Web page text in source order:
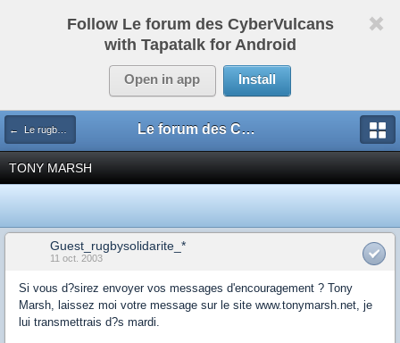
Follow Le forum des CyberVulcans
with Tapatalk for Android
Open in app Install
← Le rugby international Le forum des CyberVulcans
TONY MARSH
Guest_rugbysolidarite_*
11 oct. 2003
Si vous d?sirez envoyer vos messages d'encouragement ? Tony
Marsh, laissez moi votre message sur le site www.tonymarsh.net, je
lui transmettrais d?s mardi.